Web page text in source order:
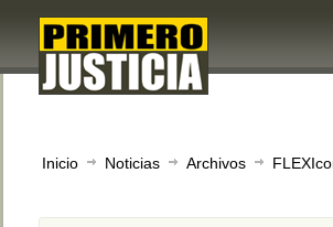
Inicio Noticias Archivos